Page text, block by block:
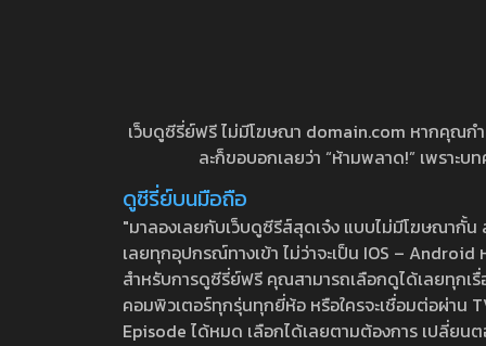
เว็บดูซีรี่ย์ฟรี ไม่มีโฆษณา domain.com หากคุณก
ละก็ขอบอกเลยว่า “ห้ามพลาด!” เพราะ
ดูซีรี่ย์บนมือถือ
"มาลองเลยกับเว็บดูซีรีส์สุดเจ๋ง แบบไม่มีโฆษณากั้
เลยทุกอุปกรณ์ทางเข้า ไม่ว่าจะเป็น IOS –
สำหรับการดูซีรี่ย์ฟรี คุณสามารถเลือกดูได้เลยทุกเ
คอมพิวเตอร์ทุกรุ่นทุกยี่ห้อ หรือใครจะเชื่อมต่อผ่าน
Episode ได้หมด เลือกได้เลยตามต้องการ เปลี่ยน